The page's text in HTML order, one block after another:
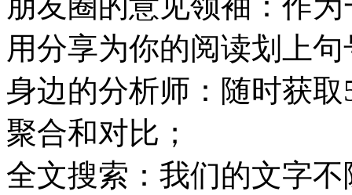
用分享为你的阅读划上句
身边的分析师： 随时获
聚合和对比；
全文搜索： 我们的文字